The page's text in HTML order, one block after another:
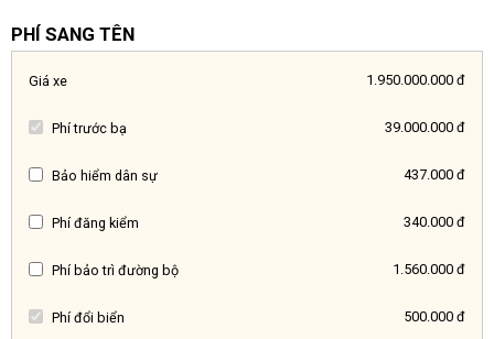
PHÍ SANG TÊN
Giá xe 1.950.000.000 đ
Phí trước bạ 39.000.000 đ
Bảo hiểm dân sự 437.000 đ
Phí đăng kiểm 340.000 đ
Phí bảo trì đường bộ 1.560.000 đ
Phí đổi biển 500.000 đ